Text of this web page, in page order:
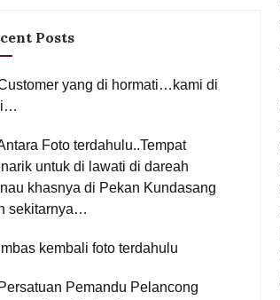
Posts
yang di hormati…kami di
Foto terdahulu..Tempat
untuk di lawati di dareah
khasnya di Pekan Kundasang
sekitarnya…
Imbas kembali foto terdahulu
Persatuan Pemandu Pelancong